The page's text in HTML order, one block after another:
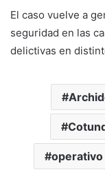
El caso vuelve a
seguridad en las
delictivas en
operativo